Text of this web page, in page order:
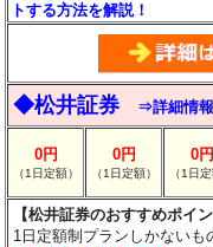
トする方法を解説！
◆松井証券 ⇒詳細情
0円
（1日定額）
0円
（1日定額）
0円
（1日定
【松井証券のおすすめポイン
1日定額制プランしかないも